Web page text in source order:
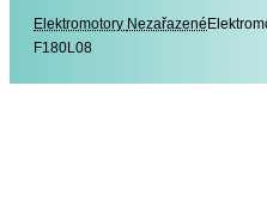
Elektromotory Elektromotory
Nezařazené
F180L08